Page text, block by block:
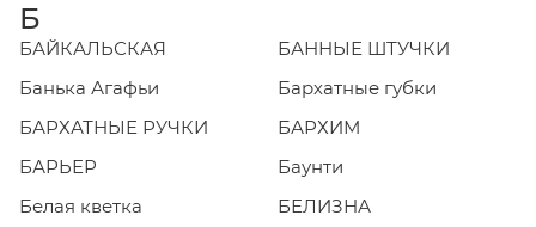
Б
БАЙКАЛЬСКАЯ
БАННЫЕ ШТУЧКИ
Банька Агафьи
Бархатные губки
БАРХАТНЫЕ РУЧКИ
БАРХИМ
БАРЬЕР
Баунти
Белая кветка
БЕЛИЗНА